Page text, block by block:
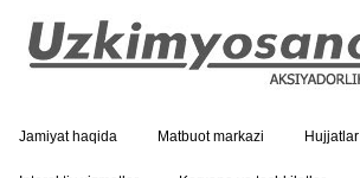
Jamiyat haqida Matbuot markazi Hujjatlar